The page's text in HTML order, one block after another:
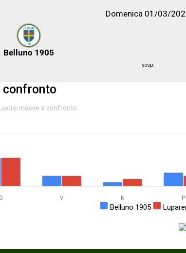
Domenica 01/03/
Belluno 1905
sosp.
confronto
messe a confronto
G V N P
Belluno 1905